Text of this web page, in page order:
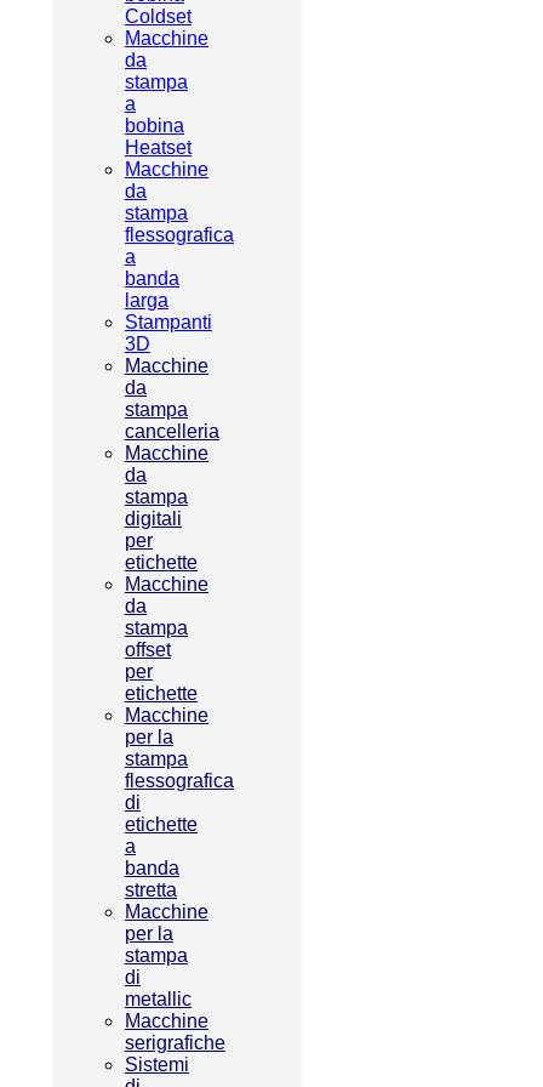
Coldset
Macchine
da
stampa
a
bobina
Heatset
Macchine
da
stampa
flessografica
a
banda
larga
Stampanti
3D
Macchine
da
stampa
cancelleria
Macchine
da
stampa
digitali
per
etichette
Macchine
da
stampa
offset
per
etichette
Macchine
per la
stampa
flessografica
di
etichette
a
banda
stretta
Macchine
per la
stampa
di
metallic
Macchine
serigrafiche
Sistemi